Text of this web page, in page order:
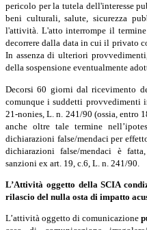
pericolo per la tutela dell'interesse
beni culturali, salute, sicurezza
l'attività. L'atto interrompe il
decorrere dalla data in cui il privato
In assenza di ulteriori
della sospensione eventualmente
Decorsi 60 giorni dal ricevimento
comunque i suddetti provvedimenti
21-nonies, L. n. 241/90 (ossia, entro
anche oltre tale termine
dichiarazioni false/mendaci per
dichiarazioni false/mendaci è
sanzioni ex art. 19, c.6, L. n. 241/90.
L’Attività oggetto della SCIA
rilascio del nulla osta di impatto
L’attività oggetto di comunicazione